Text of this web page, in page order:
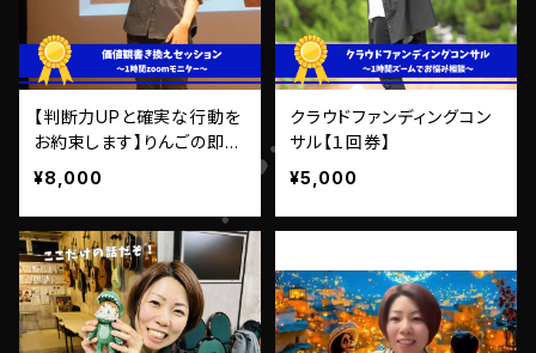
【判断力UPと確実な行動を
お約束します】りんごの即行
動セッション✨
¥8,000
クラウドファンディングコン
サル【１回券】
¥5,000